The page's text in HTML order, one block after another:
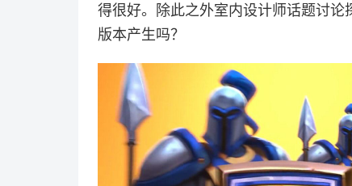
得很好。除此之外室内设计师话题讨
版本产生吗？